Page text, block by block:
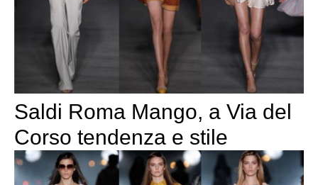
Saldi Roma Mango, a Via del
Corso tendenza e stile